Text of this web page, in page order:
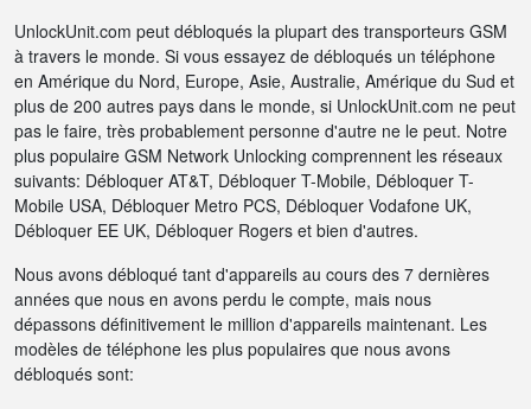
UnlockUnit.com peut débloqués la plupart des transporteurs GSM
à travers le monde. Si vous essayez de débloqués un téléphone
en Amérique du Nord, Europe, Asie, Australie, Amérique du Sud et
plus de 200 autres pays dans le monde, si UnlockUnit.com ne peut
pas le faire, très probablement personne d'autre ne le peut. Notre
plus populaire GSM Network Unlocking comprennent les réseaux
suivants: Débloquer AT&T, Débloquer T-Mobile, Débloquer T-
Mobile USA, Débloquer Metro PCS, Débloquer Vodafone UK,
Débloquer EE UK, Débloquer Rogers et bien d'autres.
Nous avons débloqué tant d'appareils au cours des 7 dernières
années que nous en avons perdu le compte, mais nous
dépassons définitivement le million d'appareils maintenant. Les
modèles de téléphone les plus populaires que nous avons
débloqués sont: